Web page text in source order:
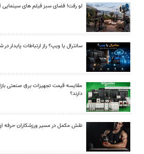
لو رفت! فضای سبز فیلم های سینمایی
سانترال یا ویپ؟ راز ارتباطات پایدار
مقایسه قیمت تجهیزات برق صنعتی
دارند؟
نقش مکمل در مسیر ورزشکاران حرفه